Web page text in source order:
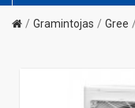
Gramintojas Gree